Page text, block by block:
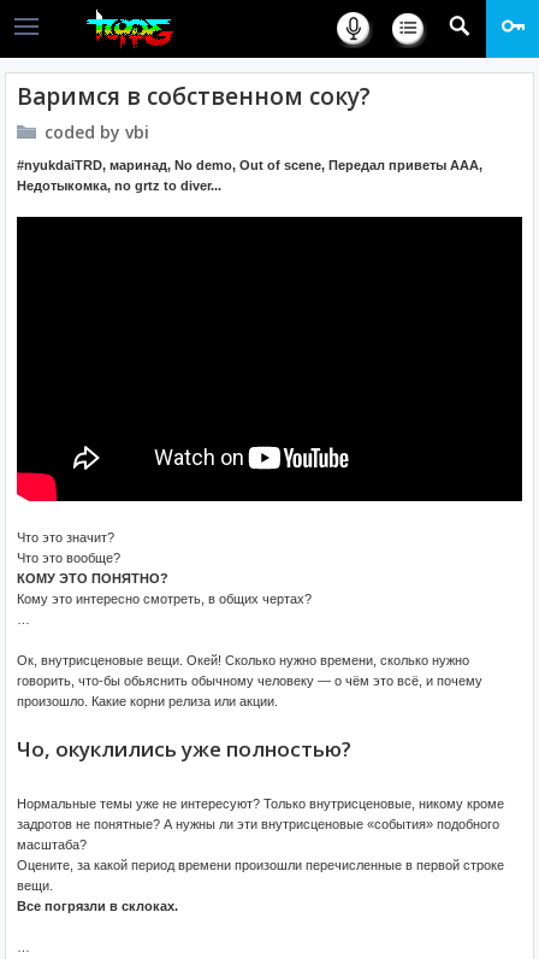
Варимся в собственном соку?
coded by vbi
#nyukdaiTRD, маринад, No demo, Out of scene, Передал приветы ААА,
Недотыкомка, no grtz to diver...
Что это значит?
Что это вообще?
КОМУ ЭТО ПОНЯТНО?
Кому это интересно смотреть, в общих чертах?
Ок, внутрисценовые вещи. Окей! Сколько нужно времени, сколько нужно
говорить, что-бы обьяснить обычному человеку — о чём это всё, и почему
произошло. Какие корни релиза или акции.
Чо, окуклились уже полностью?
Нормальные темы уже не интересуют? Только внутрисценовые, никому кроме
задротов не понятные? А нужны ли эти внутрисценовые «события» подобного
масштаба?
Оцените, за какой период времени произошли перечисленные в первой строке
вещи.
Все погрязли в склоках.